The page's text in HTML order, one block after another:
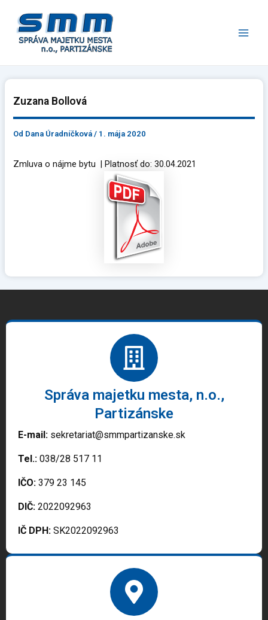
obsah
Zuzana Bollová
Od Dana Úradníčková/ 1. mája 2020
Zmluva o nájme bytu | Platnosť do: 30.04.2021
Správa majetku mesta, n.o.,
Partizánske
E-mail: sekretariat@smmpartizanske.sk
Tel.: 038/28 517 11
IČO: 379 23 145
DIČ: 2022092963
IČ DPH: SK2022092963